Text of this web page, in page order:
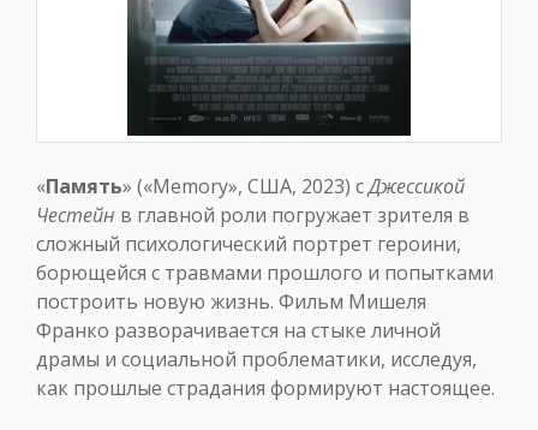
«Память» («Memory», США, 2023) сДжессикой
Честейн в главной роли погружает зрителя в
сложный психологический портрет героини,
борющейся с травмами прошлого и попытками
построить новую жизнь. Фильм Мишеля
Франко разворачивается на стыке личной
драмы и социальной проблематики, исследуя,
как прошлые страдания формируют настоящее.